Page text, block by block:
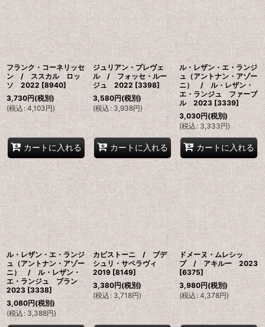
フランク・コーネリッセ
ン / ススカル ロッ
ソ 2022 [8940]
3,730円(税別)
(税込: 4,103円)
カートに入れる
ジュリアン・プレヴェ
ル / フォッセ・ルー
ジュ 2022 [3398]
3,580円(税別)
(税込: 3,938円)
カートに入れる
ル・レザン・エ・ランジ
ュ（アントナン・アゾー
ニ） / ル・レザン・
エ・ランジュ ファーブ
ル 2023 [3339]
3,030円(税別)
(税込 : 3,333円)
カートに入れる
ル・レザン・エ・ランジ
ュ（アントナン・アゾー
ニ） / ル・レザン・
エ・ランジュ ブラン
2023 [3338]
3,080円(税別)
(税込 : 3,388円)
カピストーニ / ブデ
シュリ・サペラヴィ
2019 [8149]
3,380円(税別)
(税込: 3,718円)
ドメーヌ・ムレシッ
プ / アキルー 2023
[6375]
3,980円(税別)
(税込: 4,378円)